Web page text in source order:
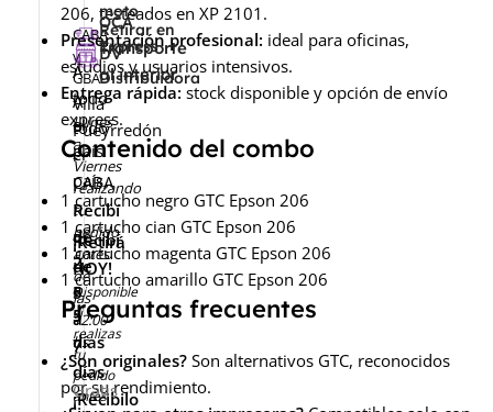
206, testeados en XP 2101.
Presentación profesional: ideal para oficinas,
estudios y usuarios intensivos.
Entrega rápida: stock disponible y opción de envío
express.
Contenido del combo
1 cartucho negro GTC Epson 206
1 cartucho cian GTC Epson 206
1 cartucho magenta GTC Epson 206
1 cartucho amarillo GTC Epson 206
Preguntas frecuentes
¿Son originales? Son alternativos GTC, reconocidos
por su rendimiento.
moto
CABA
y
GBA
-
Lunes
a
Viernes
realizando
tu
pedido
antes
de
las
12:00
hs
¡Recibilo
Retirar en
DV
Distribuidora
Villa
Pueyrredón
-
CABA
¡Retirá
HOY!
Disponible
si
realizas
tu
pedido
antes
OCA
Express
A
todo
el
país
Recibí
de
2
a
5
días
Gratis
Transporte
al interior
A
todo
el
país
Recibí
de
5
a
7
días